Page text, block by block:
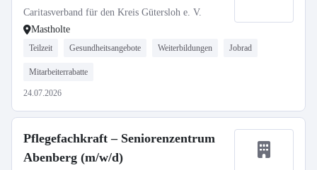
Caritasverband für den Kreis Gütersloh e. V.
Mastholte
Teilzeit Gesundheitsangebote Weiterbildungen Jobrad
Mitarbeiterrabatte
24.07.2026
Pflegefachkraft – Seniorenzentrum
Abenberg (m/w/d)